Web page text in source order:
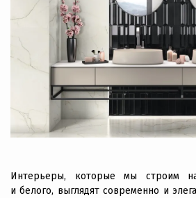
Интерьеры, которые мы строим
и белого, выглядят современно и